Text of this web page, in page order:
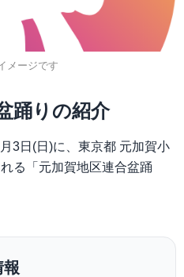
メージです
踊りの紹介
3日(日)に、東京都 元加賀小
る「元加賀地区連合盆踊
報